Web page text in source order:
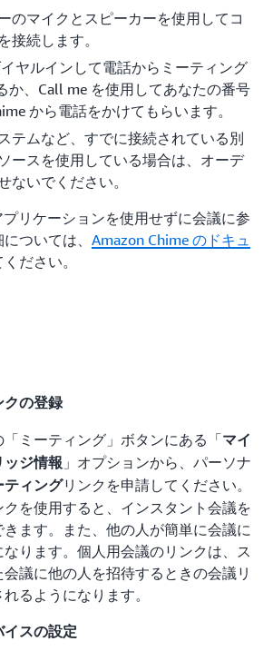
のマイクとスピーカーを使用してコ
接続します。
ヤルインして電話からミーティング
か、Call me を使用してあなたの番号
から電話をかけてもらいます。
テムなど、すでに接続されている別
ースを使用している場合は、オーデ
ないでください。
リケーションを使用せずに会議に参
ついては、 Amazon Chime のドキュ
ださい。
クの登録
「ミーティング」ボタンにある「マイ
ッジ情報 」オプションから、パーソナ
ティングリンクを申請してください。
を使用すると、インスタント会議を
ます。また、他の人が簡単に会議に
ります。個人用会議のリンクは、ス
議に他の人を招待するときの会議リ
るようになります。
スの設定